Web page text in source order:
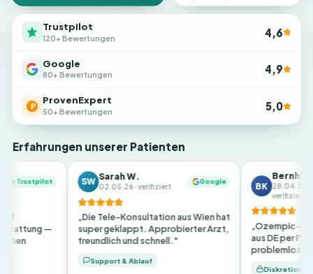
Trustpilot
120+ Bewertungen 4,6
Google
80+ Bewertungen 4,9
ProvenExpert
50+ Bewertungen 5,0
Erfahrungen unserer Patienten
—
Sarah W.
02.05.26 · verifiziert
Google
„Die Tele-Konsultation aus Wien hat
super geklappt. Approbierter Arzt,
freundlich und schnell."
Support & Ablauf
Bernhard K.
28.04.26 ·
verifiziert
„Ozempic-Rezept
aus DE per Post —
problemlos."
Diskretion